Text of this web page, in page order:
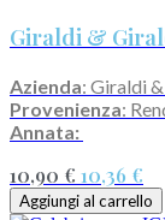
Giraldi &
Azienda: Giraldi
Provenienza:
Annata:
10,90 € 10,36 €
Aggiungi al carrello